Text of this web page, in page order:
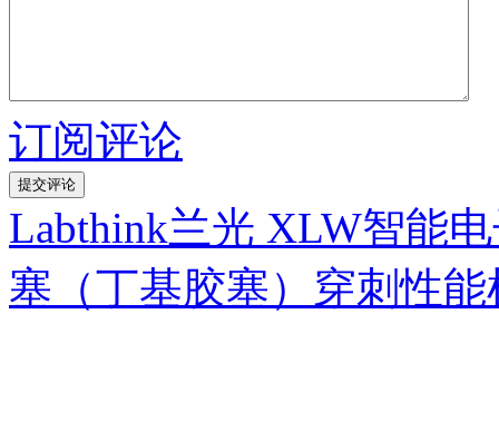
订阅评论
Labthink兰光 XLW智能
塞（丁基胶塞）穿刺性